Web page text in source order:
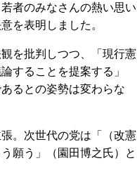
者のみなさんの熱い思い
を表明しました。
を批判しつつ、「現行憲
することを提案する」
るとの姿勢は変わらな
。次世代の党は「（改憲
願う」（園田博之氏）と